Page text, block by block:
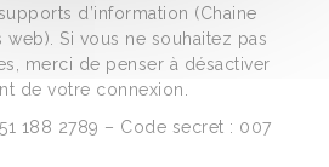
d’information (Chaine
web). Si vous ne souhaitez pas
merci de penser à désactiver
de votre connexion.
188 2789 – Code secret : 007